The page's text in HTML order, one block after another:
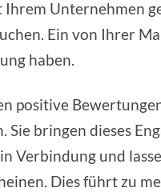
Unternehmen
Ein von Ihrer
haben.
positive
Sie bringen dieses
Verbindung und
Dies führt zu